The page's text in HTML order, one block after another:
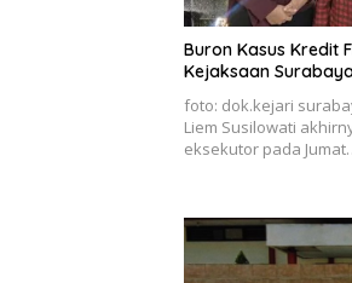
Buron Kasus Kredit
Kejaksaan
foto: dok.kejari
Liem Susilowati
eksekutor pada